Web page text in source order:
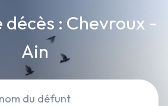
décès : Chevroux -
Ain